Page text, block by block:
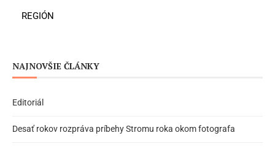
REGIÓN
NAJNOVŠIE ČLÁNKY
Editoriál
Desať rokov rozpráva príbehy Stromu roka okom fotografa